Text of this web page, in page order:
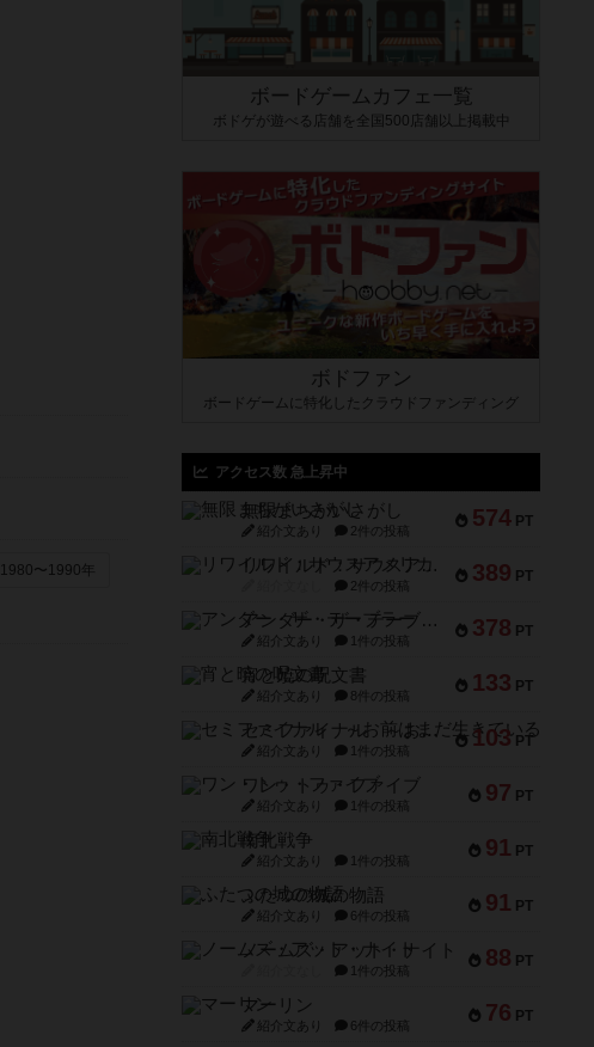
1980〜1990年
ボードゲームカフェ一覧
ボドゲが遊べる店舗を全国500店舗以上掲載中
ボドファン
ボードゲームに特化したクラウドファンディング
アクセス数 急上昇中
574 PT
無限まちがいさがし
紹介文あり 2件の投稿
389 PT
リワイルド：サウスアメリカ
2件の投稿
378 PT
アンダー・ザ・テーブラー
紹介文あり 1件の投稿
133 PT
宵と暁の呪文書
紹介文あり 8件の投稿
103 PT
セミファイナル ～お前はまだ生きている～
紹介文あり 1件の投稿
97 PT
ワン・トゥ・ファイブ
紹介文あり 1件の投稿
91 PT
南北戦争
紹介文あり 1件の投稿
91 PT
ふたつの城の物語
紹介文あり 6件の投稿
88 PT
ノームズ・アット・ナイト
1件の投稿
76 PT
マーリン
紹介文あり 6件の投稿